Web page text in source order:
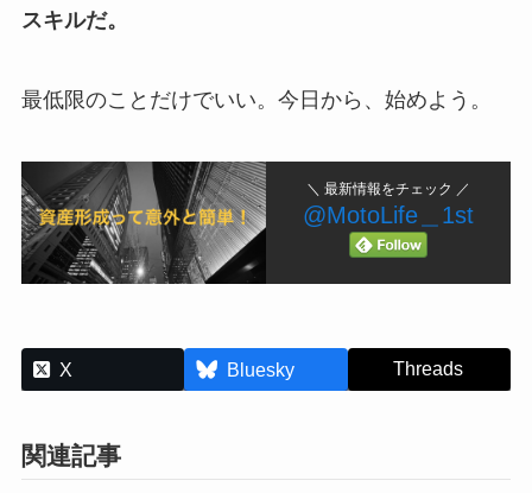
スキルだ。
最低限のことだけでいい。今日から、始めよう。
＼ 最新情報をチェック ／
@MotoLife＿1st
X Bluesky Threads
関連記事